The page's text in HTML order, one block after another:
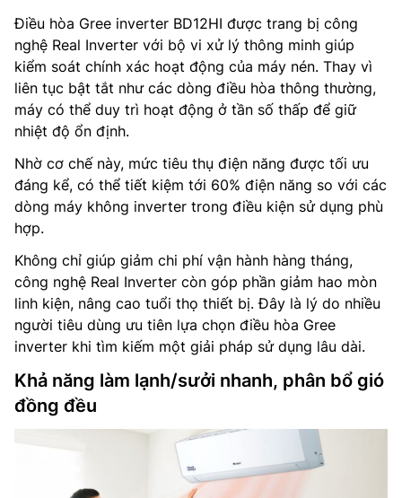
Điều hòa Gree inverter BD12HI được trang bị công
nghệ Real Inverter với bộ vi xử lý thông minh giúp
kiểm soát chính xác hoạt động của máy nén. Thay vì
liên tục bật tắt như các dòng điều hòa thông thường,
máy có thể duy trì hoạt động ở tần số thấp để giữ
nhiệt độ ổn định.
Nhờ cơ chế này, mức tiêu thụ điện năng được tối ưu
đáng kể, có thể tiết kiệm tới 60% điện năng so với các
dòng máy không inverter trong điều kiện sử dụng phù
hợp.
Không chỉ giúp giảm chi phí vận hành hàng tháng,
công nghệ Real Inverter còn góp phần giảm hao mòn
linh kiện, nâng cao tuổi thọ thiết bị. Đây là lý do nhiều
người tiêu dùng ưu tiên lựa chọn điều hòa Gree
inverter khi tìm kiếm một giải pháp sử dụng lâu dài.
Khả năng làm lạnh/sưởi nhanh, phân bổ gió
đồng đều